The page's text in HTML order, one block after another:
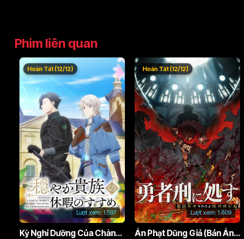
Phim liên quan
Lượt xem: 1.597
Hoàn Tất (12/12)
Kỳ Nghỉ Dưỡng Của Chàng Quý Tộc Ôn Hòa (Odayaka Kizoku no Kyuuka no Susume)
Lượt xem: 1.609
Hoàn Tất (12/12)
Án Phạt Dũng Giả (Bản Án Anh Hùng)